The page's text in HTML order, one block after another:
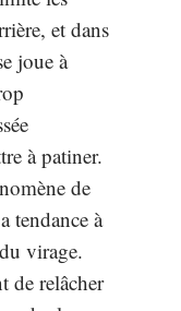
et dans
joue à
à patiner.
de
tendance à
virage.
de relâcher